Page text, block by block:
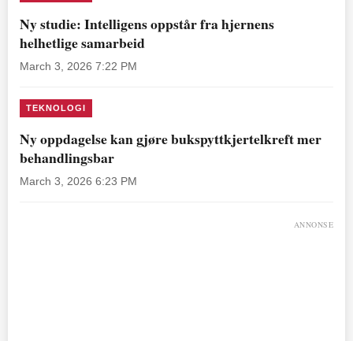
Ny studie: Intelligens oppstår fra hjernens
helhetlige samarbeid
March 3, 2026 7:22 PM
TEKNOLOGI
Ny oppdagelse kan gjøre bukspyttkjertelkreft mer
behandlingsbar
March 3, 2026 6:23 PM
ANNONSE